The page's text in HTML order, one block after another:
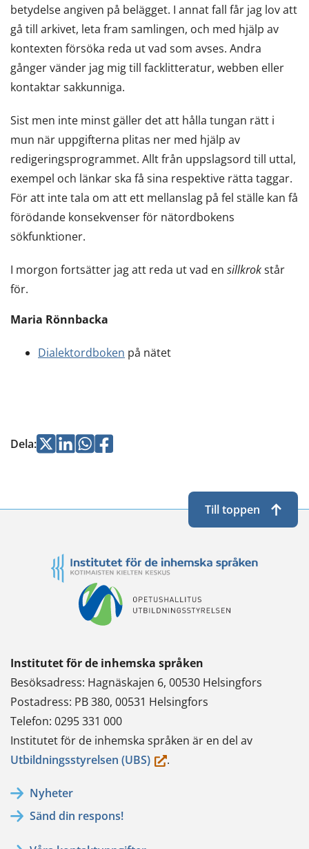
betydelse angiven på belägget. I annat fall får jag lov att
gå till arkivet, leta fram samlingen, och med hjälp av
kontexten försöka reda ut vad som avses. Andra
gånger vänder jag mig till facklitteratur, webben eller
kontaktar sakkunniga.
Sist men inte minst gäller det att hålla tungan rätt i
mun när uppgifterna plitas ner med hjälp av
redigeringsprogrammet. Allt från uppslagsord till uttal,
exempel och länkar ska få sina respektive rätta taggar.
För att inte tala om att ett mellanslag på fel ställe kan få
förödande konsekvenser för nätordbokens
sökfunktioner.
I morgon fortsätter jag att reda ut vad en sillkrokstår
för.
Maria Rönnbacka
Dialektordboken på nätet
Dela:Jaa Jaa Jaa
Jaa
Institutet för de inhemska språken
Besöksadress: Hagnäskajen 6, 00530 Helsingfors
Postadress: PB 380, 00531 Helsingfors
Telefon: 0295 331 000
Institutet för de inhemska språken är en del av
Utbildningsstyrelsen (UBS)(du.
Nyheter
Sänd din respons!
Till toppen